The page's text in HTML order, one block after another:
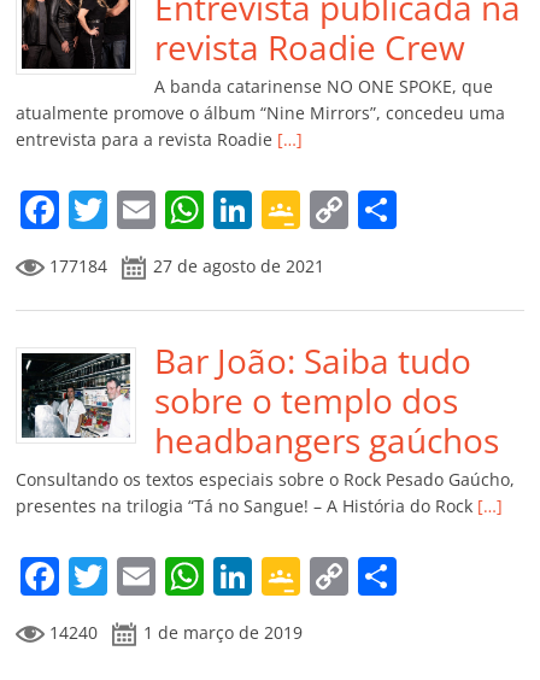
o
k
p a
ss
ro
o
m
k h
ar
revista Roadie Crew
A banda catarinense NO ONE SPOKE, que
atualmente promove o álbum “Nine Mirrors”, concedeu uma
entrevista para a revista Roadie […]
F
a
c
e
b
o
o
k
T
w
itt
er
E
m
ai
l
W
at
s
A
p
p
Li
n
k
e
dI
n
G
o
o
gl
e
Cl
a
ss
ro
o
m
C
y
Li
n
k
p
ar
til
h
ar
177184 27 de agosto de 2021
Bar João: Saiba tudo
sobre o templo dos
headbangers gaúchos
Consultando os textos especiais sobre o Rock Pesado Gaúcho,
presentes na trilogia “Tá no Sangue! – A História do Rock […]
F
a
c
T
w
itt
E
m
ai
W
at
Li
n
k
G
o
C
14240 1 de março de 2019